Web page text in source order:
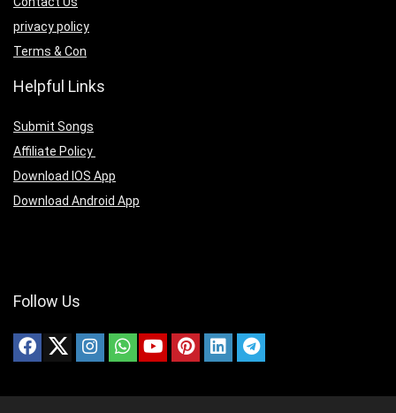
privacy policy
Terms & Con
Helpful Links
Submit Songs
Affiliate Policy
Download IOS App
Download Android App
Follow Us